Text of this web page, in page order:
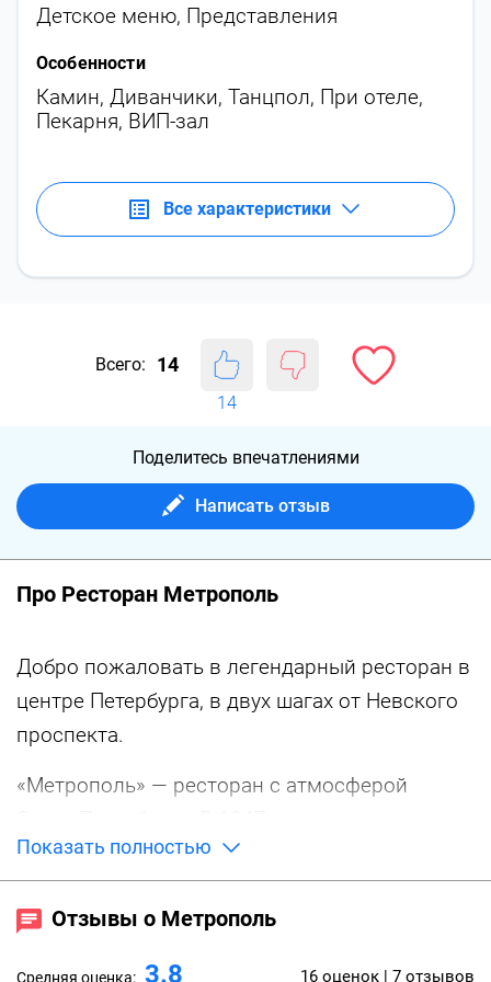
Детское меню, Представления
Особенности
Камин, Диванчики, Танцпол, При отеле,
Пекарня, ВИП-зал
Все характеристики
Всего: 14
14
Поделитесь впечатлениями
Написать отзыв
Про Ресторан Метрополь
Добро пожаловать в легендарный ресторан в
центре Петербурга, в двух шагах от Невского
проспекта.
«Метрополь» — ресторан с атмосферой
карте и прочно вошёл в жизнь города, как
долгая прогулка по Невскому проспекту,
Дворцовая площадь и разводные мосты.
Здесь классическая кухня сочетается с
Показать полностью
Отзывы о Метрополь
Средняя оценка: 3.8 16 оценок | 7 отзывов